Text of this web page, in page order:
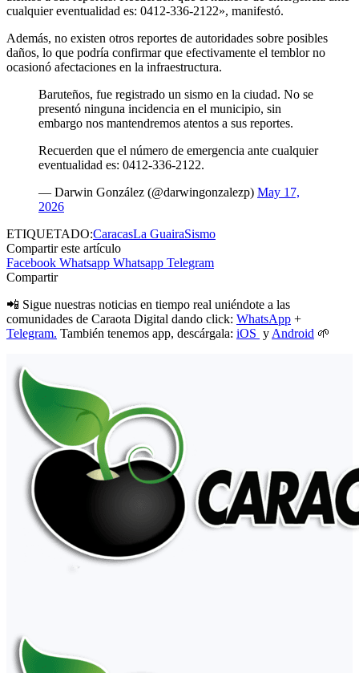
cualquier eventualidad es: 0412-336-2122», manifestó.
Además, no existen otros reportes de autoridades sobre posibles
daños, lo que podría confirmar que efectivamente el temblor no
ocasionó afectaciones en la infraestructura.
Baruteños, fue registrado un sismo en la ciudad. No se
presentó ninguna incidencia en el municipio, sin
embargo nos mantendremos atentos a sus reportes.
Recuerden que el número de emergencia ante cualquier
eventualidad es: 0412-336-2122.
— Darwin González (@darwingonzalezp) May 17,
2026
ETIQUETADO:CaracasLa GuairaSismo
Compartir este artículo
Facebook Whatsapp Whatsapp Telegram
Compartir
📲 Sigue nuestras noticias en tiempo real uniéndote a las
comunidades de Caraota Digital dando click: WhatsApp +
Telegram. También tenemos app, descárgala: iOS y Android 🌱